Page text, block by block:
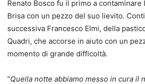
Renato Bosco fu il primo a contaminare
Brisa con un pezzo del suo lievito.
successiva Francesco Elmi, della
Quadri, che accorse in aiuto con un
momento di grande difficoltà.
“Quella notte abbiamo messo in cura il